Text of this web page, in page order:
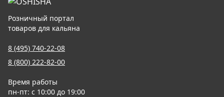
Розничный портал
товаров для кальяна
8 (495) 740-22-08
8 (800) 222-82-00
Время работы
пн-пт: с 10:00 до 19:00